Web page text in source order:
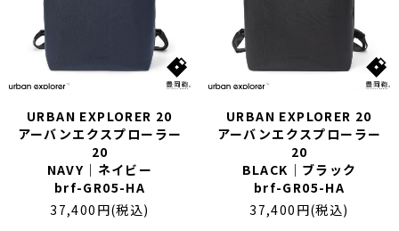
URBAN EXPLORER 20
アーバンエクスプローラー
20
NAVY｜ネイビー
brf-GR05-HA
37,400円(税込)
URBAN EXPLORER 20
アーバンエクスプローラー
20
BLACK｜ブラック
brf-GR05-HA
37,400円(税込)